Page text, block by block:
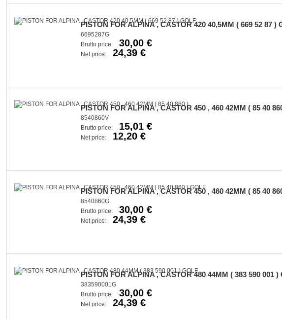
PISTON FOR ALPINA , CASTOR 420 40,5MM ( 669 52 87 )
6695287G
Brutto price:
30,00 €
Net price: 24,39 €
PISTON FOR ALPINA , CASTOR 450 , 460 42MM ( 85 40
8540860V
Brutto price:
15,01 €
Net price: 12,20 €
PISTON FOR ALPINA , CASTOR 450 , 460 42MM ( 85 40
8540860G
Brutto price:
30,00 €
Net price: 24,39 €
PISTON FOR ALPINA , CASTOR 480 44MM ( 383 590 001 )
383590001G
Brutto price:
30,00 €
Net price: 24,39 €